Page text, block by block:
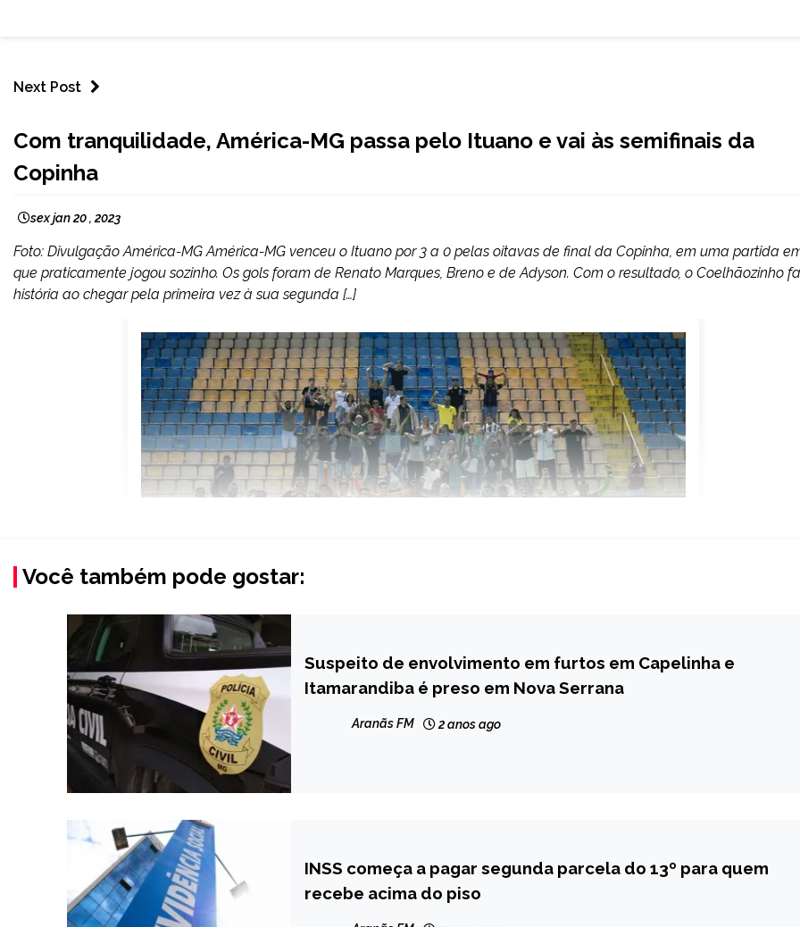
Next Post
Com tranquilidade, América-MG passa pelo Ituano e vai às semifinais da
Copinha
sex jan 20 , 2023
Foto: Divulgação América-MG América-MG venceu o Ituano por 3 a 0 pelas oitavas de final da Copinha, em uma partida
que praticamente jogou sozinho. Os gols foram de Renato Marques, Breno e de Adyson. Com o resultado, o Coelhãozinho
história ao chegar pela primeira vez à sua segunda […]
Você também pode gostar:
CAPELINHA
MINAS
Suspeito de envolvimento em furtos em Capelinha e
Itamarandiba é preso em Nova Serrana
Aranãs FM 2 anos ago
BRASIL
CAPELINHA
INSS começa a pagar segunda parcela do 13º para quem
recebe acima do piso